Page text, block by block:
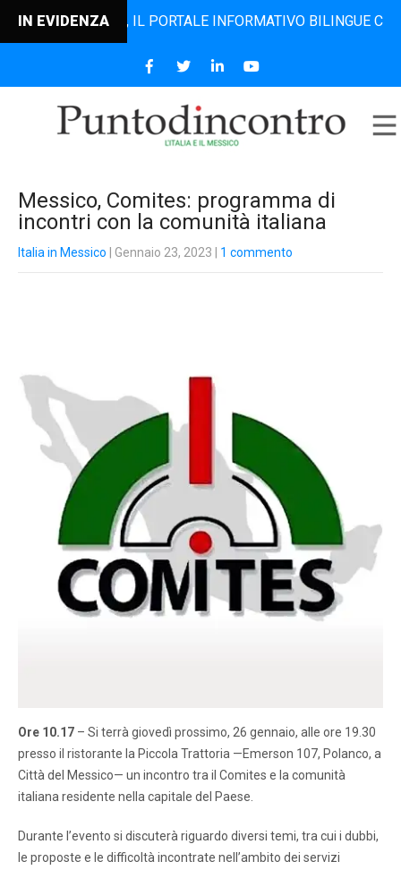
IN EVIDENZAIL PORTALE INFORMATIVO BILINGUE CHE
Messico, Comites: programma di
incontri con la comunità italiana
Italia in Messico | Gennaio 23, 2023 1 commento
Ore 10.17 – Si terrà giovedì prossimo, 26 gennaio, alle ore 19.30
presso il ristorante la Piccola Trattoria —Emerson 107, Polanco, a
Città del Messico— un incontro tra il Comites e la comunità
italiana residente nella capitale del Paese.
Durante l’evento si discuterà riguardo diversi temi, tra cui i dubbi,
le proposte e le difficoltà incontrate nell’ambito dei servizi